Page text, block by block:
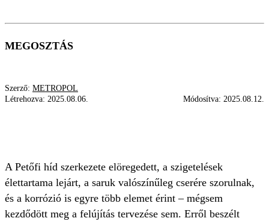
MEGOSZTÁS
Szerző: METROPOL
Létrehozva: 2025.08.06. Módosítva: 2025.08.12.
A Petőfi híd szerkezete elöregedett, a szigetelések
élettartama lejárt, a saruk valószínűleg cserére szorulnak,
és a korrózió is egyre több elemet érint – mégsem
kezdődött meg a felújítás tervezése sem. Erről beszélt